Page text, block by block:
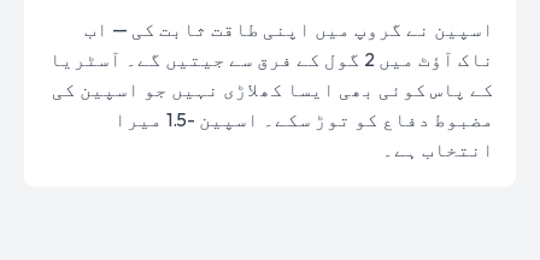
اسپین نے گروپ میں اپنی طاقت ثابت کی — اب
ناک آؤٹ میں 2 گول کے فرق سے جیتیں گے۔ آسٹریا
کے پاس کوئی بھی ایسا کھلاڑی نہیں جو اسپین کی
مضبوط دفاع کو توڑ سکے۔ اسپین -1.5 میرا
انتخاب ہے۔